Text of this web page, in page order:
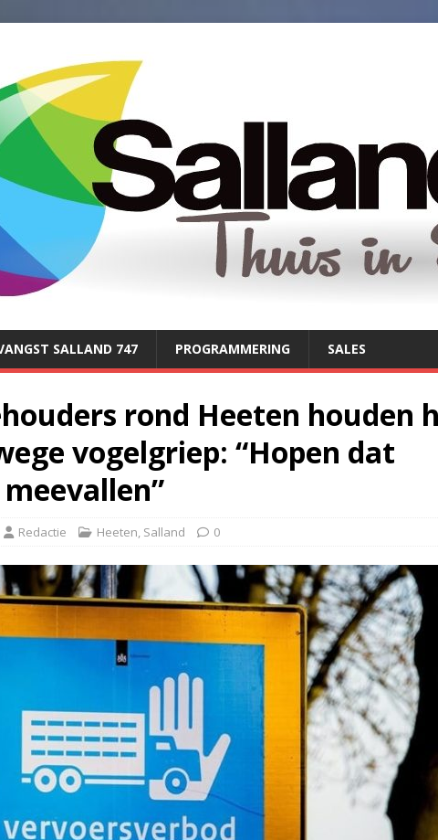
SALLAND 747 PROGRAMMERING SALES
rond Heeten houden
vogelgriep: “Hopen dat
Redactie Heeten, Salland 0